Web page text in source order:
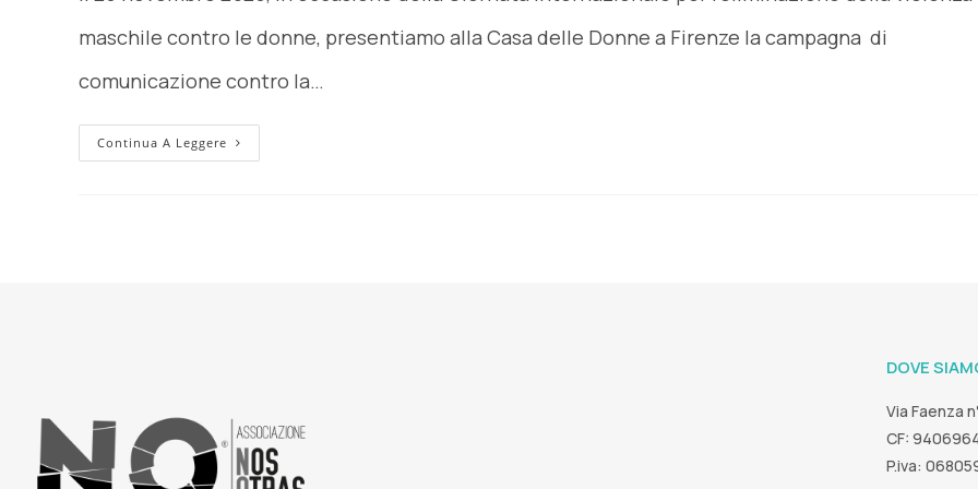
maschile contro le donne, presentiamo alla Casa delle Donne a Firenze la campagna di
comunicazione contro la…
Continua A Leggere
DOVE
Via Faenza
CF:
P.iva: